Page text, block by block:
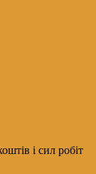
і сил робіт